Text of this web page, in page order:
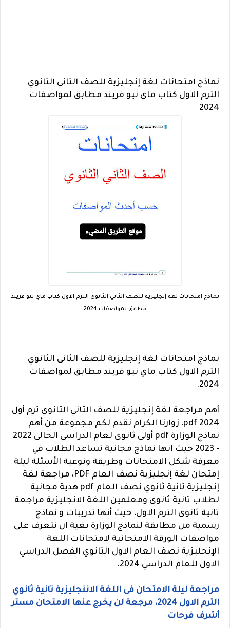
نماذج امتحانات لغة إنجليزية للصف الثاني الثانوي
الترم الاول كتاب ماي نيو فريند مطابق لمواصفات
2024
نماذج امتحانات لغة إنجليزية للصف الثاني الثانوي الترم الاول كتاب ماي نيو فريند
مطابق لمواصفات 2024
نماذج امتحانات لغة إنجليزية للصف الثانى الثانوي
الترم الاول كتاب ماي نيو فريند مطابق لمواصفات
2024.
أهم مراجعة لغة إنجليزية للصف الثاني الثانوي ترم أول
2024 pdf، زوارنا الكرام نقدم لكم مجموعة من أهم
نماذج الوزارة pdf أولى ثانوى لعام الدراسى الحالى 2022
- 2023 حيث انها نماذج مجانية تساعد الطلاب في
معرفة شكل الامتحانات وطريقة ونوعية الأسئلة ليلة
إمتحان لغة إنجليزية نصف العام PDF، مراجعة لغة
إنجليزية تانية ثانوي نصف العام pdf هدية مجانية
لطلاب تانية ثانوى ومعلمين اللغة الانجليزية مراجعة
تانية ثانوى الترم الاول، حيث أنها تدريبات و نماذج
رسمية من مطابقة لنماذج الوزارة بغية ان نتعرف على
مواصفات الورقة الامتحانية لامتحانات اللغة
الإنجليزية نصف العام الاول الثانوي الفصل الدراسي
الاول للعام الدراسي 2024.
مراجعة ليلة الامتحان فى اللغة الاننجليزية تانية ثانوي
الترم الاول 2024، مرجعة لن يخرج عنها الامتحان مستر
أشرف فرحات